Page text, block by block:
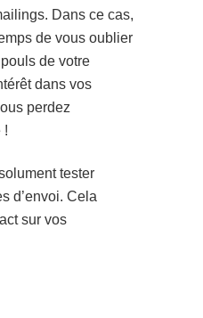
Dans ce cas,
de vous oublier
de votre
dans vos
perdez
!
tester
d’envoi. Cela
sur vos